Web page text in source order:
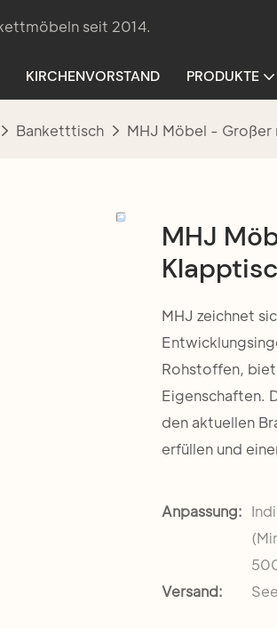
seit 2014.
KIRCHENVORSTAND PRODUKTE
Banketttisch MHJ Möbel -
MHJ
MHJ zeichnet
Rohstoffen,
Eigenschaften.
den aktuellen
erfüllen und
Anpassung:
Versand: